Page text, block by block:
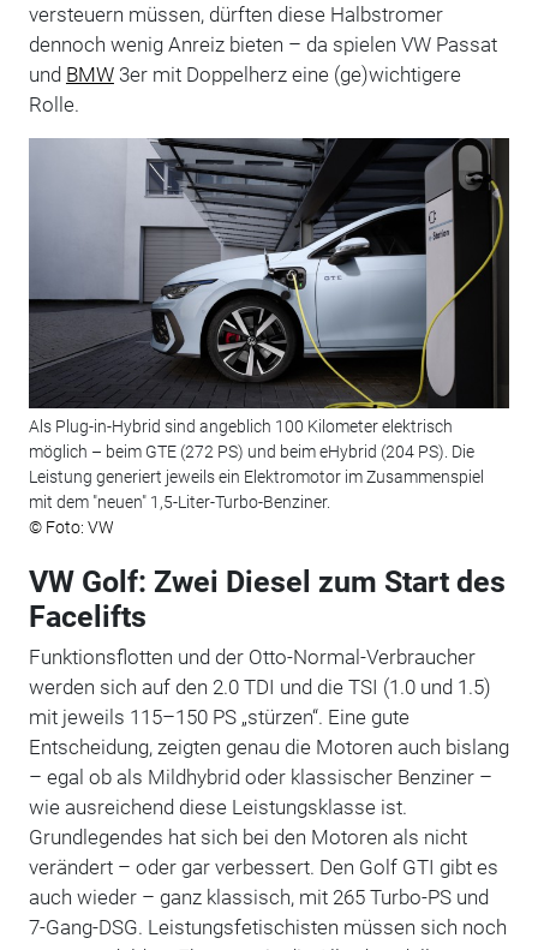
versteuern müssen, dürften diese Halbstromer
dennoch wenig Anreiz bieten – da spielen VW Passat
und BMW3er mit Doppelherz eine (ge)wichtigere
Rolle.
Als Plug-in-Hybrid sind angeblich 100 Kilometer elektrisch
möglich – beim GTE (272 PS) und beim eHybrid (204 PS). Die
Leistung generiert jeweils ein Elektromotor im Zusammenspiel
mit dem "neuen" 1,5-Liter-Turbo-Benziner.
© Foto: VW
VW Golf: Zwei Diesel zum Start des
Facelifts
Funktionsflotten und der Otto-Normal-Verbraucher
werden sich auf den 2.0 TDI und die TSI (1.0 und 1.5)
mit jeweils 115–150 PS „stürzen“. Eine gute
Entscheidung, zeigten genau die Motoren auch bislang
– egal ob als Mildhybrid oder klassischer Benziner –
wie ausreichend diese Leistungsklasse ist.
Grundlegendes hat sich bei den Motoren als nicht
verändert – oder gar verbessert. Den Golf GTI gibt es
auch wieder – ganz klassisch, mit 265 Turbo-PS und
7-Gang-DSG. Leistungsfetischisten müssen sich noch